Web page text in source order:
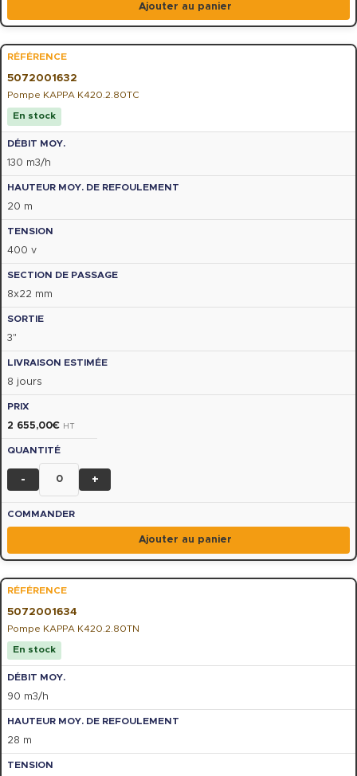
Ajouter au panier
5072001632
Pompe KAPPA K420.2.80TC
En stock
130 m3/h
20 m
400 v
8x22 mm
3"
8 jours
2 655,00€ HT
- +
Ajouter au panier
5072001634
Pompe KAPPA K420.2.80TN
En stock
90 m3/h
28 m